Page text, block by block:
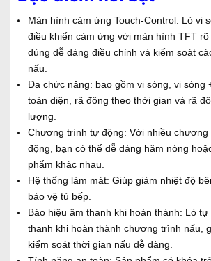
Màn hình cảm ứng Touch-Control: Lò vi
điều khiển cảm ứng với màn hình TFT
dùng dễ dàng điều chỉnh và kiểm soát
nấu.
Đa chức năng: bao gồm vi sóng, vi sóng
toàn diện, rã đông theo thời gian và rã
lượng.
Chương trình tự động: Với nhiều
động, bạn có thể dễ dàng hâm nóng
phẩm khác nhau.
Hệ thống làm mát: Giúp giảm nhiệt độ
bảo vệ tủ bếp.
Báo hiệu âm thanh khi hoàn thành: Lò
thanh khi hoàn thành chương trình nấu,
kiểm soát thời gian nấu dễ dàng.